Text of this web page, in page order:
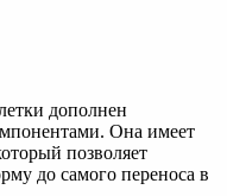
дополнен
Она имеет
позволяет
до самого переноса в